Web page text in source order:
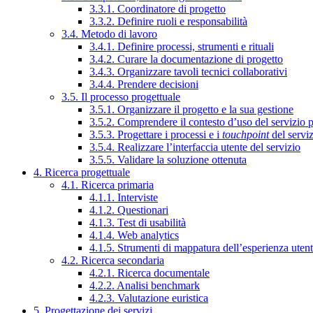
3.3.1. Coordinatore di progetto
3.3.2. Definire ruoli e responsabilità
3.4. Metodo di lavoro
3.4.1. Definire processi, strumenti e rituali
3.4.2. Curare la documentazione di progetto
3.4.3. Organizzare tavoli tecnici collaborativi
3.4.4. Prendere decisioni
3.5. Il processo progettuale
3.5.1. Organizzare il progetto e la sua gestione
3.5.2. Comprendere il contesto d’uso del servizio
3.5.3. Progettare i processi e i touchpointdel
3.5.4. Realizzare l’interfaccia utente del servizio
3.5.5. Validare la soluzione ottenuta
4. Ricerca progettuale
4.1. Ricerca primaria
4.1.1. Interviste
4.1.2. Questionari
4.1.3. Test di usabilità
4.1.4. Web analytics
4.1.5. Strumenti di mappatura dell’esperienza
4.2. Ricerca secondaria
4.2.1. Ricerca documentale
4.2.2. Analisi benchmark
4.2.3. Valutazione euristica
5. Progettazione dei servizi